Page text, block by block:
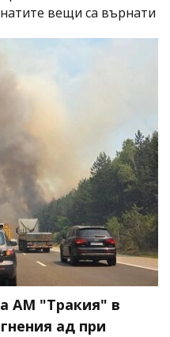
вещи са върнати
АМ "Тракия" в
ад при